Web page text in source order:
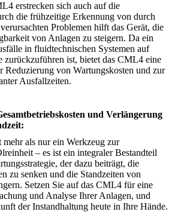
erstrecken sich auch auf die
die frühzeitige Erkennung von durch
Problemen hilft das Gerät, die
von Anlagen zu steigern. Da ein
in fluidtechnischen Systemen auf
zurückzuführen ist, bietet das CML4 eine
Reduzierung von Wartungskosten und zur
Ausfallzeiten.
und Verlängerung
als nur ein Werkzeug zur
– es ist ein integraler Bestandteil
der dazu beiträgt, die
zu senken und die Standzeiten von
Setzen Sie auf das CML4 für eine
und Analyse Ihrer Anlagen, und
der Instandhaltung heute in Ihre Hände.